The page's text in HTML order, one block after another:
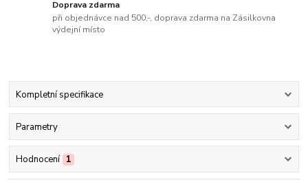
Doprava zdarma
při objednávce nad 500,-, doprava zdarma na Zásilkovna
výdejní místo
Kompletní specifikace
Parametry
Hodnocení 1